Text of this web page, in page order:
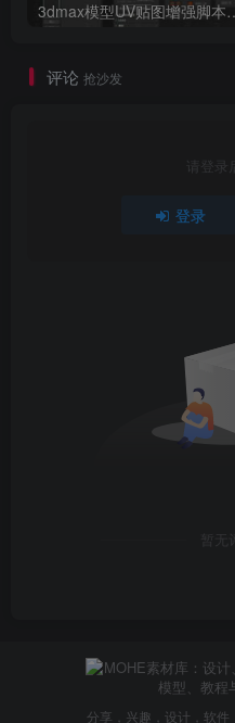
3dmax模型UV贴图增强脚本
评论 抢沙发
请登录
登录
暂
分享，兴趣，设计，软件